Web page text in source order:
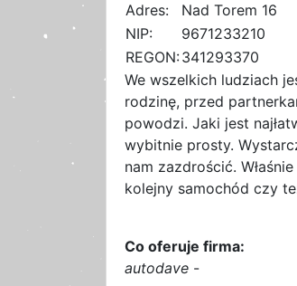
Adres:
Nad Torem 16
NIP:
9671233210
REGON:341293370
We wszelkich ludziach
rodzinę, przed
powodzi. Jaki jest
wybitnie prosty.
nam zazdrościć.
kolejny samochód czy
Co oferuje firma:
autodave -